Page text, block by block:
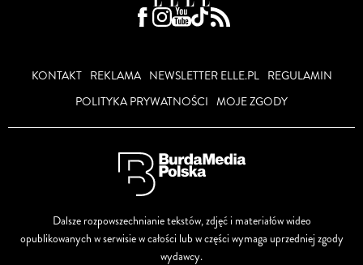
KONTAKT REKLAMA NEWSLETTER ELLE.PL
REGULAMIN
POLITYKA PRYWATNOŚCI MOJE ZGODY
Dalsze rozpowszechnianie tekstów, zdjęć i materiałów wideo
opublikowanych w serwisie w całości lub w części wymaga uprzedniej zgody
wydawcy.